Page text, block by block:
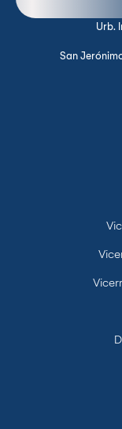
Urb.
San